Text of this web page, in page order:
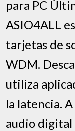
para PC
ASIO4ALL
tarjetas de
WDM.
utiliza
la latencia.
audio digital